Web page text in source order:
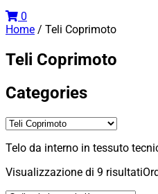
0
Home / Teli Coprimoto
Teli Coprimoto
Categories
Telo da interno in tessuto
Visualizzazione di 9 risultati